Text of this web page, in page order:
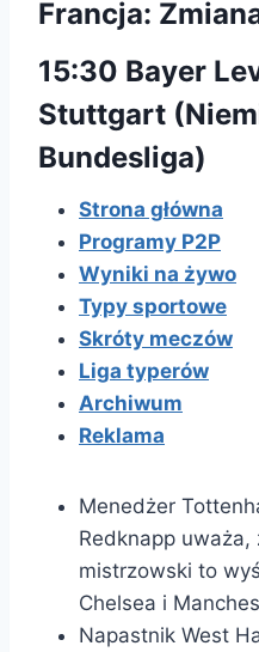
Francja:
15:30 Bayer
Stuttgart
Bundesliga)
Strona główna
Programy P2P
Wyniki na żywo
Typy sportowe
Skróty meczów
Liga typerów
Archiwum
Reklama
Menedżer
Redknapp uważa,
mistrzowski to
Chelsea i
Napastnik West